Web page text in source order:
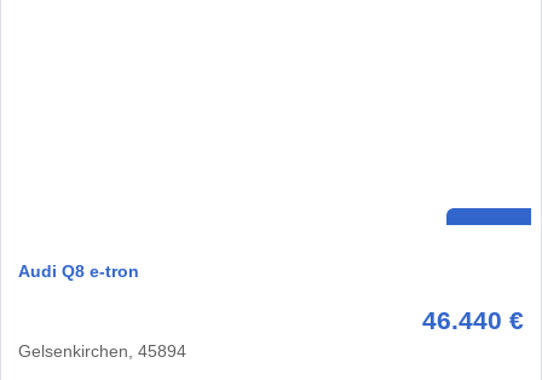
Audi Q8 e-tron
46.440 €
Gelsenkirchen, 45894